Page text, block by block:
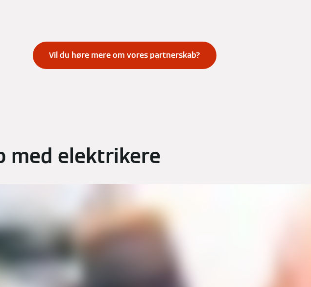
Vil du høre mere om vores partnerskab?
med elektrikere